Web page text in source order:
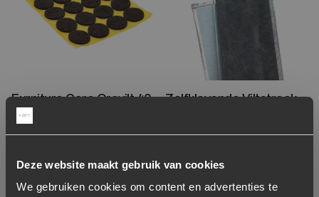
Deze website maakt gebruik van cookies
We gebruiken cookies om content en advertenties te
Furniture Care Oravilt 40
stuks – 22mm
4,95
Op voorraad
Zelfklevende Viltstrook –
9,95
Op voorraad